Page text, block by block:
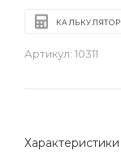
КАЛЬКУЛЯТОР
Артикул: 10311
Характеристики